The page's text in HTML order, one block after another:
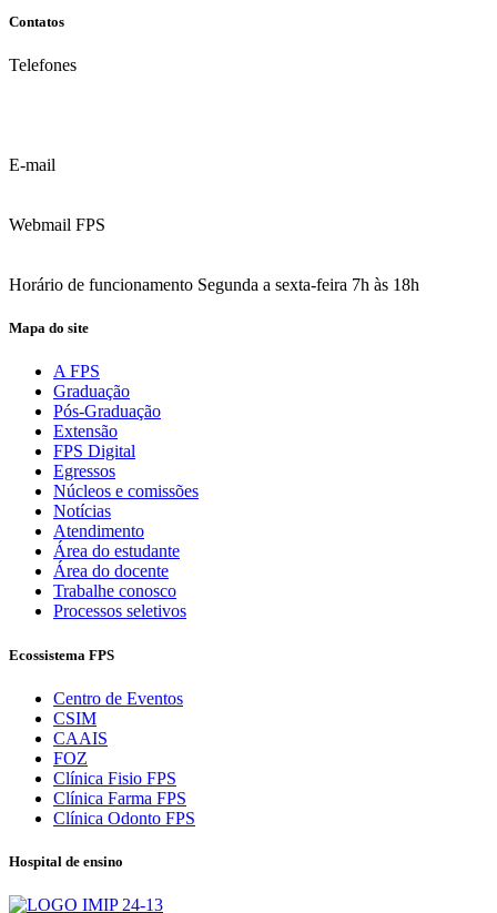
Contatos
Telefones
E-mail
Webmail FPS
Horário de funcionamento Segunda a sexta-feira 7h às 18h
Mapa do site
A FPS
Graduação
Pós-Graduação
Extensão
FPS Digital
Egressos
Núcleos e comissões
Notícias
Atendimento
Área do estudante
Área do docente
Trabalhe conosco
Processos seletivos
Ecossistema FPS
Centro de Eventos
CSIM
CAAIS
FOZ
Clínica Fisio FPS
Clínica Farma FPS
Clínica Odonto FPS
Hospital de ensino